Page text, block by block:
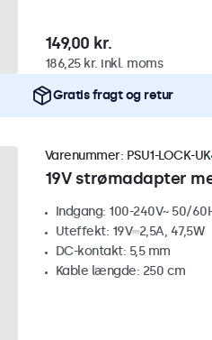
149,00 kr.
186,25 kr. inkl. moms
Gratis fragt og retur
19V strømadapter
Varenummer: PSU1-LOCK-UK
Indgang: 100-240V~ 50/
Uteffekt: 19V⎓2,5A, 47,5W
DC-kontakt: 5,5 mm
Kable længde: 250 cm